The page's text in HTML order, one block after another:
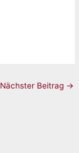
Nächster Beitrag →